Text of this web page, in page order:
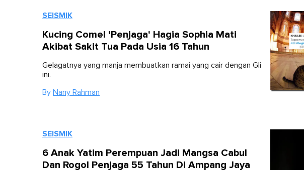
SEISMIK
Kucing Comel 'Penjaga' Hagia Sophia Mati
Akibat Sakit Tua Pada Usia 16 Tahun
Gelagatnya yang manja membuatkan ramai yang cair dengan Gli
ini.
By Nany Rahman
SEISMIK
6 Anak Yatim Perempuan Jadi Mangsa Cabul
Dan Rogol Penjaga 55 Tahun Di Ampang Jaya